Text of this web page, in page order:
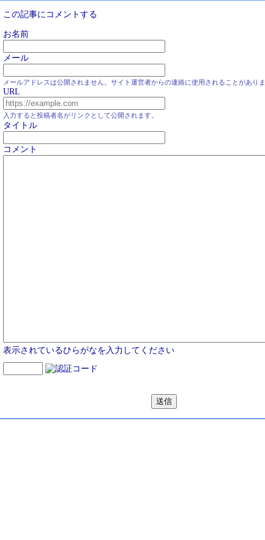
この記事にコメントする
お名前
メール
メールアドレスは公開されません。サイト運営者からの連絡に使用されることがありま
URL
入力すると投稿者名がリンクとして公開されます。
タイトル
コメント
表示されているひらがなを入力してください